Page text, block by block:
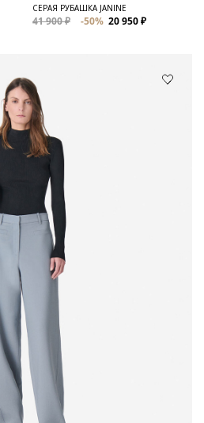
СЕРАЯ РУБАШКА JANINE
41 900 ₽ -50% 20 950 ₽